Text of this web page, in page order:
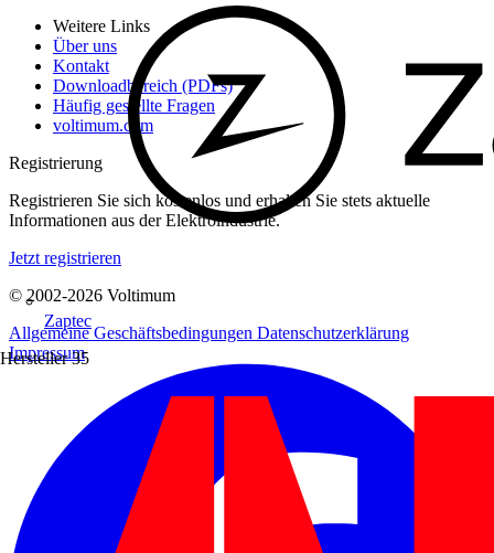
Zaptec
Hersteller 35
Weitere Links
Über uns
Kontakt
Downloadbereich (PDFs)
Häufig gestellte Fragen
voltimum.com
Registrierung
Registrieren Sie sich kostenlos und erhalten Sie stets aktuelle
Informationen aus der Elektroindustrie.
Jetzt registrieren
© 2002-2026 Voltimum
Allgemeine Geschäftsbedingungen Datenschutzerklärung
Impressum